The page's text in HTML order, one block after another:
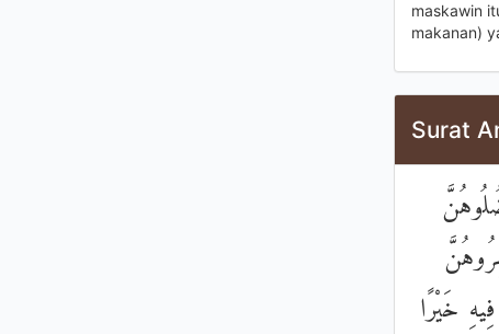
maskawin
makanan)
Surat
خَيْرًا